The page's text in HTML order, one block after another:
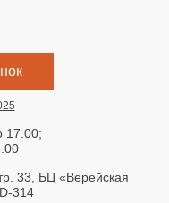
17.00;
33, БЦ «Верейская
314